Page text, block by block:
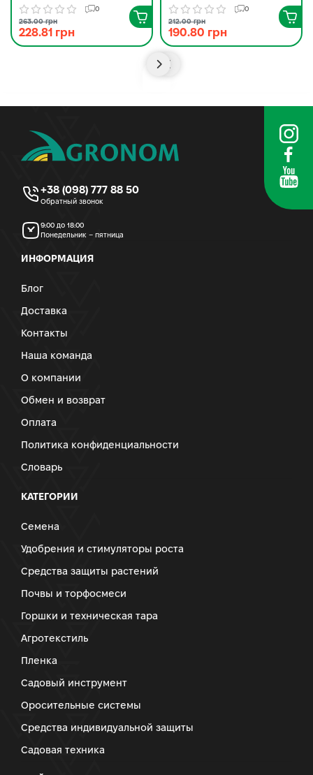
0
263.00 грн
228.81 грн
0
212.00 грн
190.80 грн
+38 (098) 777 88 50
Обратный звонок
9:00 до 18:00
Понедельник – пятница
ИНФОРМАЦИЯ
Блог
Доставка
Контакты
Наша команда
О компании
Обмен и возврат
Оплата
Политика конфиденциальности
Словарь
КАТЕГОРИИ
Семена
Удобрения и стимуляторы роста
Средства защиты растений
Почвы и торфосмеси
Горшки и техническая тара
Агротекстиль
Пленка
Садовый инструмент
Оросительные системы
Средства индивидуальной защиты
Садовая техника